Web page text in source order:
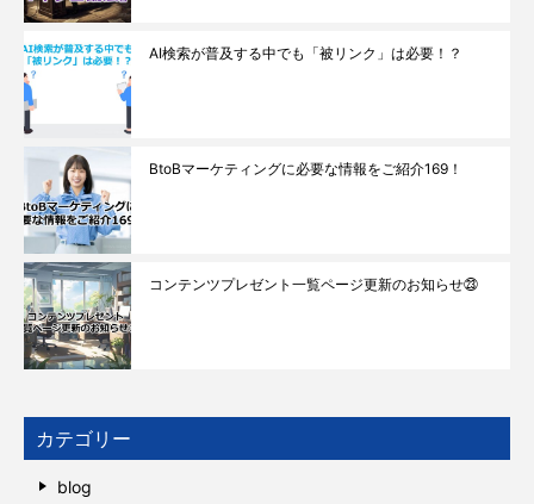
AI検索が普及する中でも「被リンク」は必要！？
BtoBマーケティングに必要な情報をご紹介169！
コンテンツプレゼント一覧ページ更新のお知らせ㉓
カテゴリー
blog